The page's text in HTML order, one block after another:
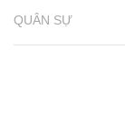
QUÂN SỰ